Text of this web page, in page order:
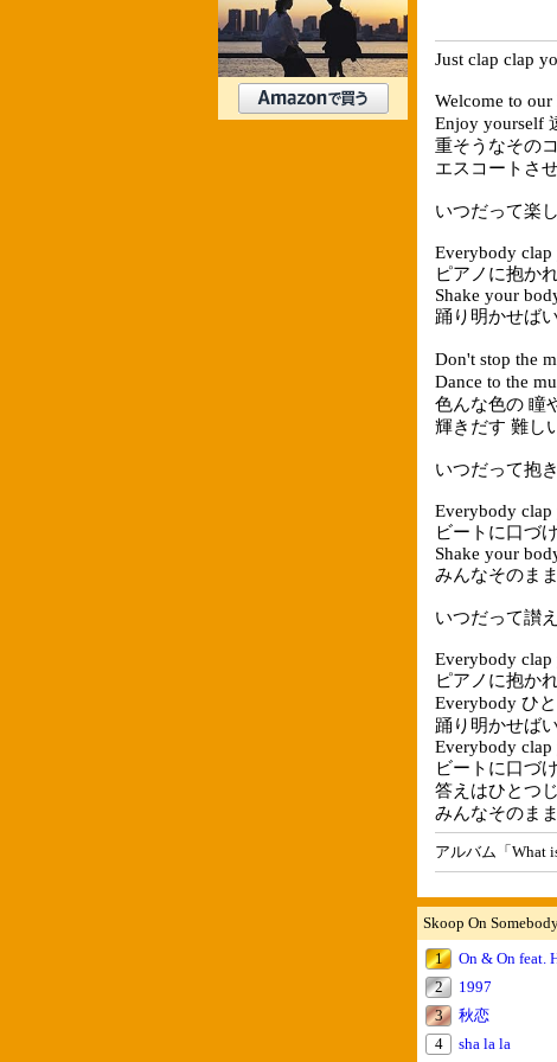
Just clap clap
Welcome to
Enjoy yourself
重そうなその
エスコートさ
いつだって楽
Everybody clap
ピアノに抱か
Shake your
踊り明かせば
Don't stop the
Dance to the
色んな色の 瞳
輝きだす 難し
いつだって抱
Everybody clap
ビートに口づ
Shake your
みんなそのま
いつだって讃
Everybody clap
ピアノに抱か
Everybody ひ
踊り明かせば
Everybody clap
ビートに口づ
答えはひとつ
みんなそのま
アルバム「What
Skoop On
1
On & On feat.
2
1997
3
秋恋
4
sha la la